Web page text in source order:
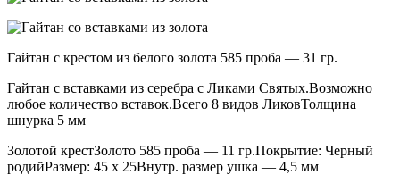
Гайтан с крестом из белого золота 585 проба — 31 гр.
Гайтан с вставками из серебра с Ликами Святых.Возможно
любое количество вставок.Всего 8 видов ЛиковТолщина
шнурка 5 мм
Золотой крестЗолото 585 проба — 11 гр.Покрытие: Черный
родийРазмер: 45 х 25Внутр. размер ушка — 4,5 мм